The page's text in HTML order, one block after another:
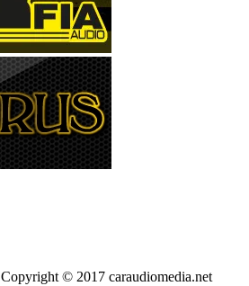
Copyright © 2017 caraudiomedia.net